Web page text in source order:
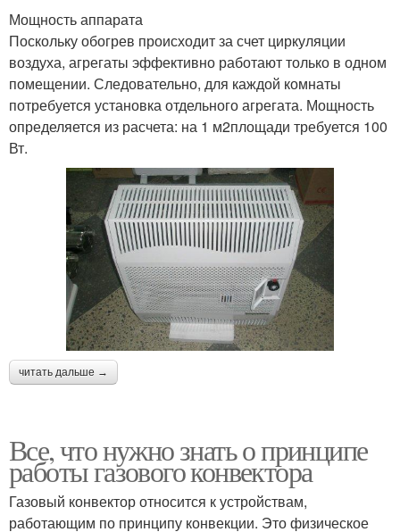
Мощность аппарата
Поскольку обогрев происходит за счет циркуляции
воздуха, агрегаты эффективно работают только в одном
помещении. Следовательно, для каждой комнаты
потребуется установка отдельного агрегата. Мощность
определяется из расчета: на 1 м2площади требуется 100
Вт.
читать дальше →
Все, что нужно знать о принципе
работы газового конвектора
Газовый конвектор относится к устройствам,
работающим по принципу конвекции. Это физическое